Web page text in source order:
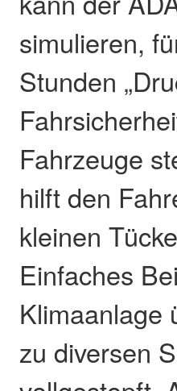
simulieren,
Stunden
Fahrzeuge
hilft den
kleinen
Einfaches
Klimaanlage
zu diversen